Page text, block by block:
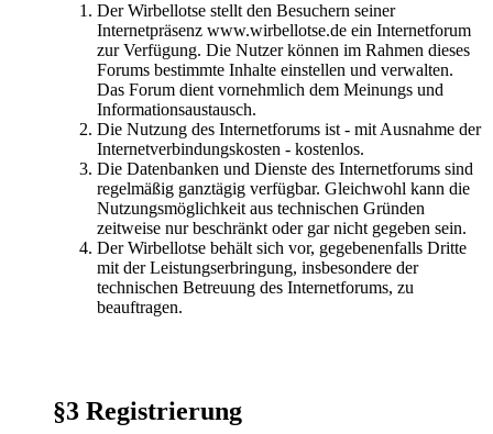
Der Wirbellotse stellt den Besuchern seiner
Internetpräsenz www.wirbellotse.de ein Internetforum
zur Verfügung. Die Nutzer können im Rahmen dieses
Forums bestimmte Inhalte einstellen und verwalten.
Das Forum dient vornehmlich dem Meinungs und
Informationsaustausch.
Die Nutzung des Internetforums ist - mit Ausnahme der
Internetverbindungskosten - kostenlos.
Die Datenbanken und Dienste des Internetforums sind
regelmäßig ganztägig verfügbar. Gleichwohl kann die
Nutzungsmöglichkeit aus technischen Gründen
zeitweise nur beschränkt oder gar nicht gegeben sein.
Der Wirbellotse behält sich vor, gegebenenfalls Dritte
mit der Leistungserbringung, insbesondere der
technischen Betreuung des Internetforums, zu
beauftragen.
§3 Registrierung